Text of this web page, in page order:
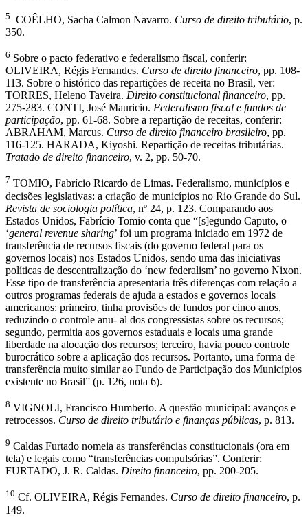
5 COÊLHO, Sacha Calmon Navarro. Curso de direito tributário, p.
350.
6 Sobre o pacto federativo e federalismo fiscal, conferir:
OLIVEIRA, Régis Fernandes. Curso de direito financeiro, pp. 108-
113. Sobre o histórico das repartições de receita no Brasil, ver:
TORRES, Heleno Taveira. Direito constitucional financeiro, pp.
275-283. CONTI, José Mauricio. Federalismo fiscal e fundos de
participação, pp. 61-68. Sobre a repartição de receitas, conferir:
ABRAHAM, Marcus. Curso de direito financeiro brasileiro, pp.
116-125. HARADA, Kiyoshi. Repartição de receitas tributárias.
Tratado de direito financeiro, v. 2, pp. 50-70.
7 TOMIO, Fabrício Ricardo de Limas. Federalismo, municípios e
decisões legislativas: a criação de municípios no Rio Grande do Sul.
Revista de sociologia política, nº 24, p. 123. Comparando aos
Estados Unidos, Fabrício Tomio conta que “[s]egundo Caputo, o
‘general revenue sharing’ foi um programa iniciado em 1972 de
transferência de recursos fiscais (do governo federal para os
governos locais) nos Estados Unidos, sendo uma das iniciativas
políticas de descentralização do ‘new federalism’ no governo Nixon.
Esse tipo de transferência apresentaria três diferenças com relação a
outros programas federais de ajuda a estados e governos locais
americanos: primeiro, tinha provisões de fundos por cinco anos,
reduzindo o controle anu- al dos congressistas sobre os recursos;
segundo, permitia aos governos estaduais e locais uma grande
liberdade na alocação dos recursos; terceiro, havia pouco controle
burocrático sobre a aplicação dos recursos. Portanto, uma forma de
transferência muito similar ao Fundo de Participação dos Municípios
existente no Brasil” (p. 126, nota 6).
8 VIGNOLI, Francisco Humberto. A questão municipal: avanços e
retrocessos. Curso de direito tributário e finanças públicas, p. 813.
9 Caldas Furtado nomeia as transferências constitucionais (ora em
tela) e legais como “transferências compulsórias”. Conferir:
FURTADO, J. R. Caldas. Direito financeiro, pp. 200-205.
10 Cf. OLIVEIRA, Régis Fernandes. Curso de direito financeiro, p.
149.